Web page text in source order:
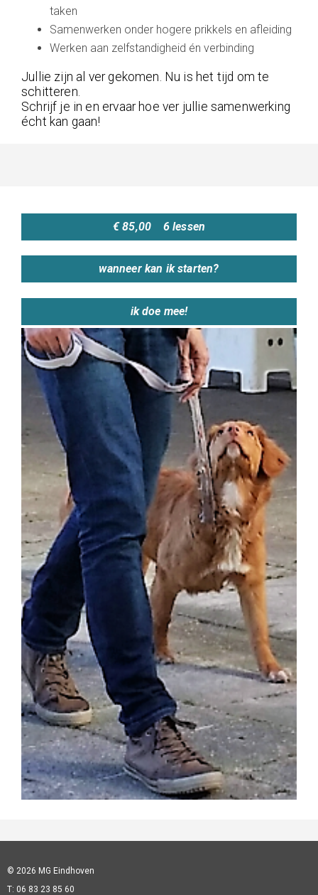
taken
Samenwerken onder hogere prikkels en afleiding
Werken aan zelfstandigheid én verbinding
Jullie zijn al ver gekomen. Nu is het tijd om te
schitteren.
Schrijf je in en ervaar hoe ver jullie samenwerking
écht kan gaan!
€ 85,00 6 lessen
wanneer kan ik starten?
ik doe mee!
© 2026 MG Eindhoven
T: 06 83 23 85 60